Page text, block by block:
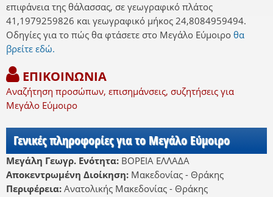
επιφάνεια της θάλασσας, σε γεωγραφικό πλάτος
41,1979259826 και γεωγραφικό μήκος 24,8084959494.
Οδηγίες για το πώς θα φτάσετε στο Μεγάλο Εύμοιρο θα
βρείτε εδώ.
ΕΠΙΚΟΙΝΩΝΙΑ
Αναζήτηση προσώπων, επισημάνσεις, συζητήσεις για
Μεγάλο Εύμοιρο
Γενικές πληροφορίες για το Μεγάλο Εύμοιρο
Μεγάλη Γεωγρ. Ενότητα: ΒΟΡΕΙΑ ΕΛΛΑΔΑ
Αποκεντρωμένη Διοίκηση: Μακεδονίας - Θράκης
Περιφέρεια: Ανατολικής Μακεδονίας - Θράκης